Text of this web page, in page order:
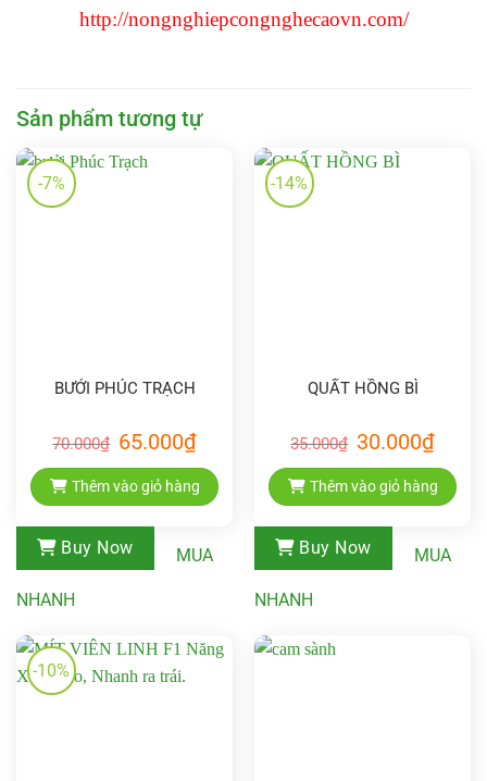
http://nongnghiepcongnghecaovn.com/
Sản phẩm tương tự
-7%
BƯỞI PHÚC TRẠCH
70.000₫ Giá
gốc
là:
70.000₫.
65.000₫Giá
hiện
tại
65.000₫.
Thêm vào giỏ hàng
Buy Now MUA
NHANH
-14%
QUẤT HỒNG BÌ
35.000₫ Giá
gốc
là:
35.000₫.
30.000₫Giá
hiện
tại
Thêm vào giỏ hàng
Buy Now MUA
NHANH
-10%